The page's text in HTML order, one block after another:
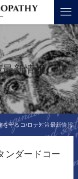
新情報
を守るコ/ロナ対策最新情報
ンダードコー